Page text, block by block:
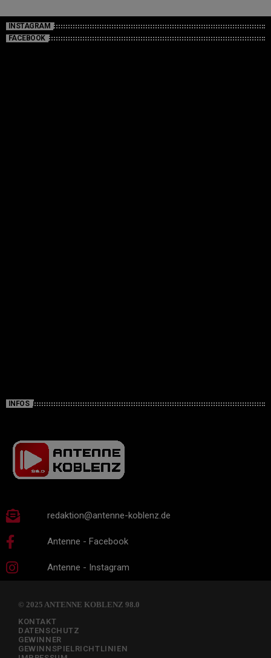
INSTAGRAM
FACEBOOK
INFOS
redaktion@antenne-koblenz.de
Antenne - Facebook
Antenne - Instagram
© 2025 ANTENNE KOBLENZ 98.0
KONTAKT
DATENSCHUTZ
GEWINNER
GEWINNSPIELRICHTLINIEN